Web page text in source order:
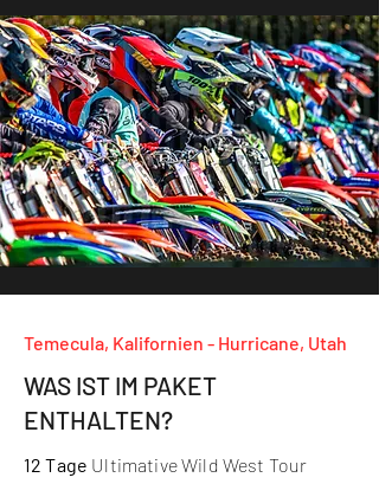
Temecula, Kalifornien - Hurricane, Utah
WAS IST IM PAKET
ENTHALTEN?
12 Tage Ultimative Wild West Tour